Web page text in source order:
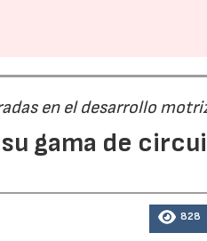
en el desarrollo
gama de
828